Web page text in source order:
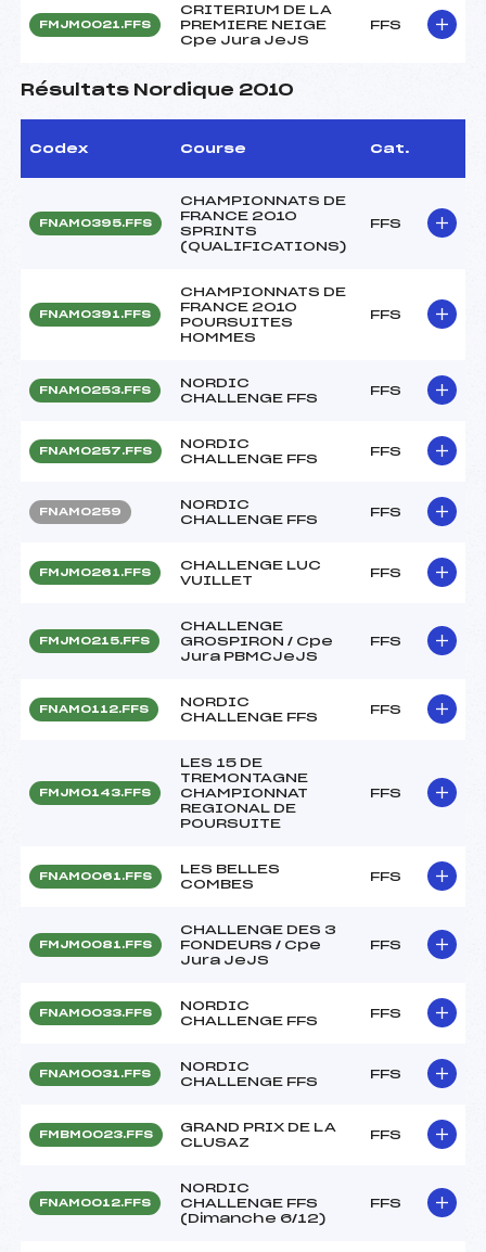
FMJM0021.FFS
CRITERIUM DE LA
PREMIERE NEIGE
Cpe Jura JeJS
FFS
Résultats Nordique 2010
Codex Course Cat.
FNAM0395.FFS
CHAMPIONNATS DE
FRANCE 2010
SPRINTS
(QUALIFICATIONS)
FFS
FNAM0391.FFS
CHAMPIONNATS DE
FRANCE 2010
POURSUITES
HOMMES
FFS
FNAM0253.FFS
NORDIC
CHALLENGE FFS
FFS
FNAM0257.FFS
NORDIC
CHALLENGE FFS
FFS
FNAM0259
NORDIC
CHALLENGE FFS
FFS
FMJM0261.FFS
CHALLENGE LUC
VUILLET
FFS
FMJM0215.FFS
CHALLENGE
GROSPIRON / Cpe
Jura PBMCJeJS
FFS
FNAM0112.FFS
NORDIC
CHALLENGE FFS
FFS
FMJM0143.FFS
LES 15 DE
TREMONTAGNE
CHAMPIONNAT
REGIONAL DE
POURSUITE
FFS
FNAM0061.FFS
LES BELLES
COMBES
FFS
FMJM0081.FFS
CHALLENGE DES 3
FONDEURS / Cpe
Jura JeJS
FFS
FNAM0033.FFS
NORDIC
CHALLENGE FFS
FFS
FNAM0031.FFS
NORDIC
CHALLENGE FFS
FFS
FMBM0023.FFS
GRAND PRIX DE LA
CLUSAZ
FFS
FNAM0012.FFS
NORDIC
CHALLENGE FFS
(Dimanche 6/12)
FFS